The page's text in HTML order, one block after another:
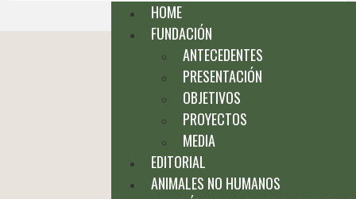
HOME
FUNDACIÓN
ANTECEDENTES
PRESENTACIÓN
OBJETIVOS
PROYECTOS
MEDIA
EDITORIAL
ANIMALES NO HUMANOS